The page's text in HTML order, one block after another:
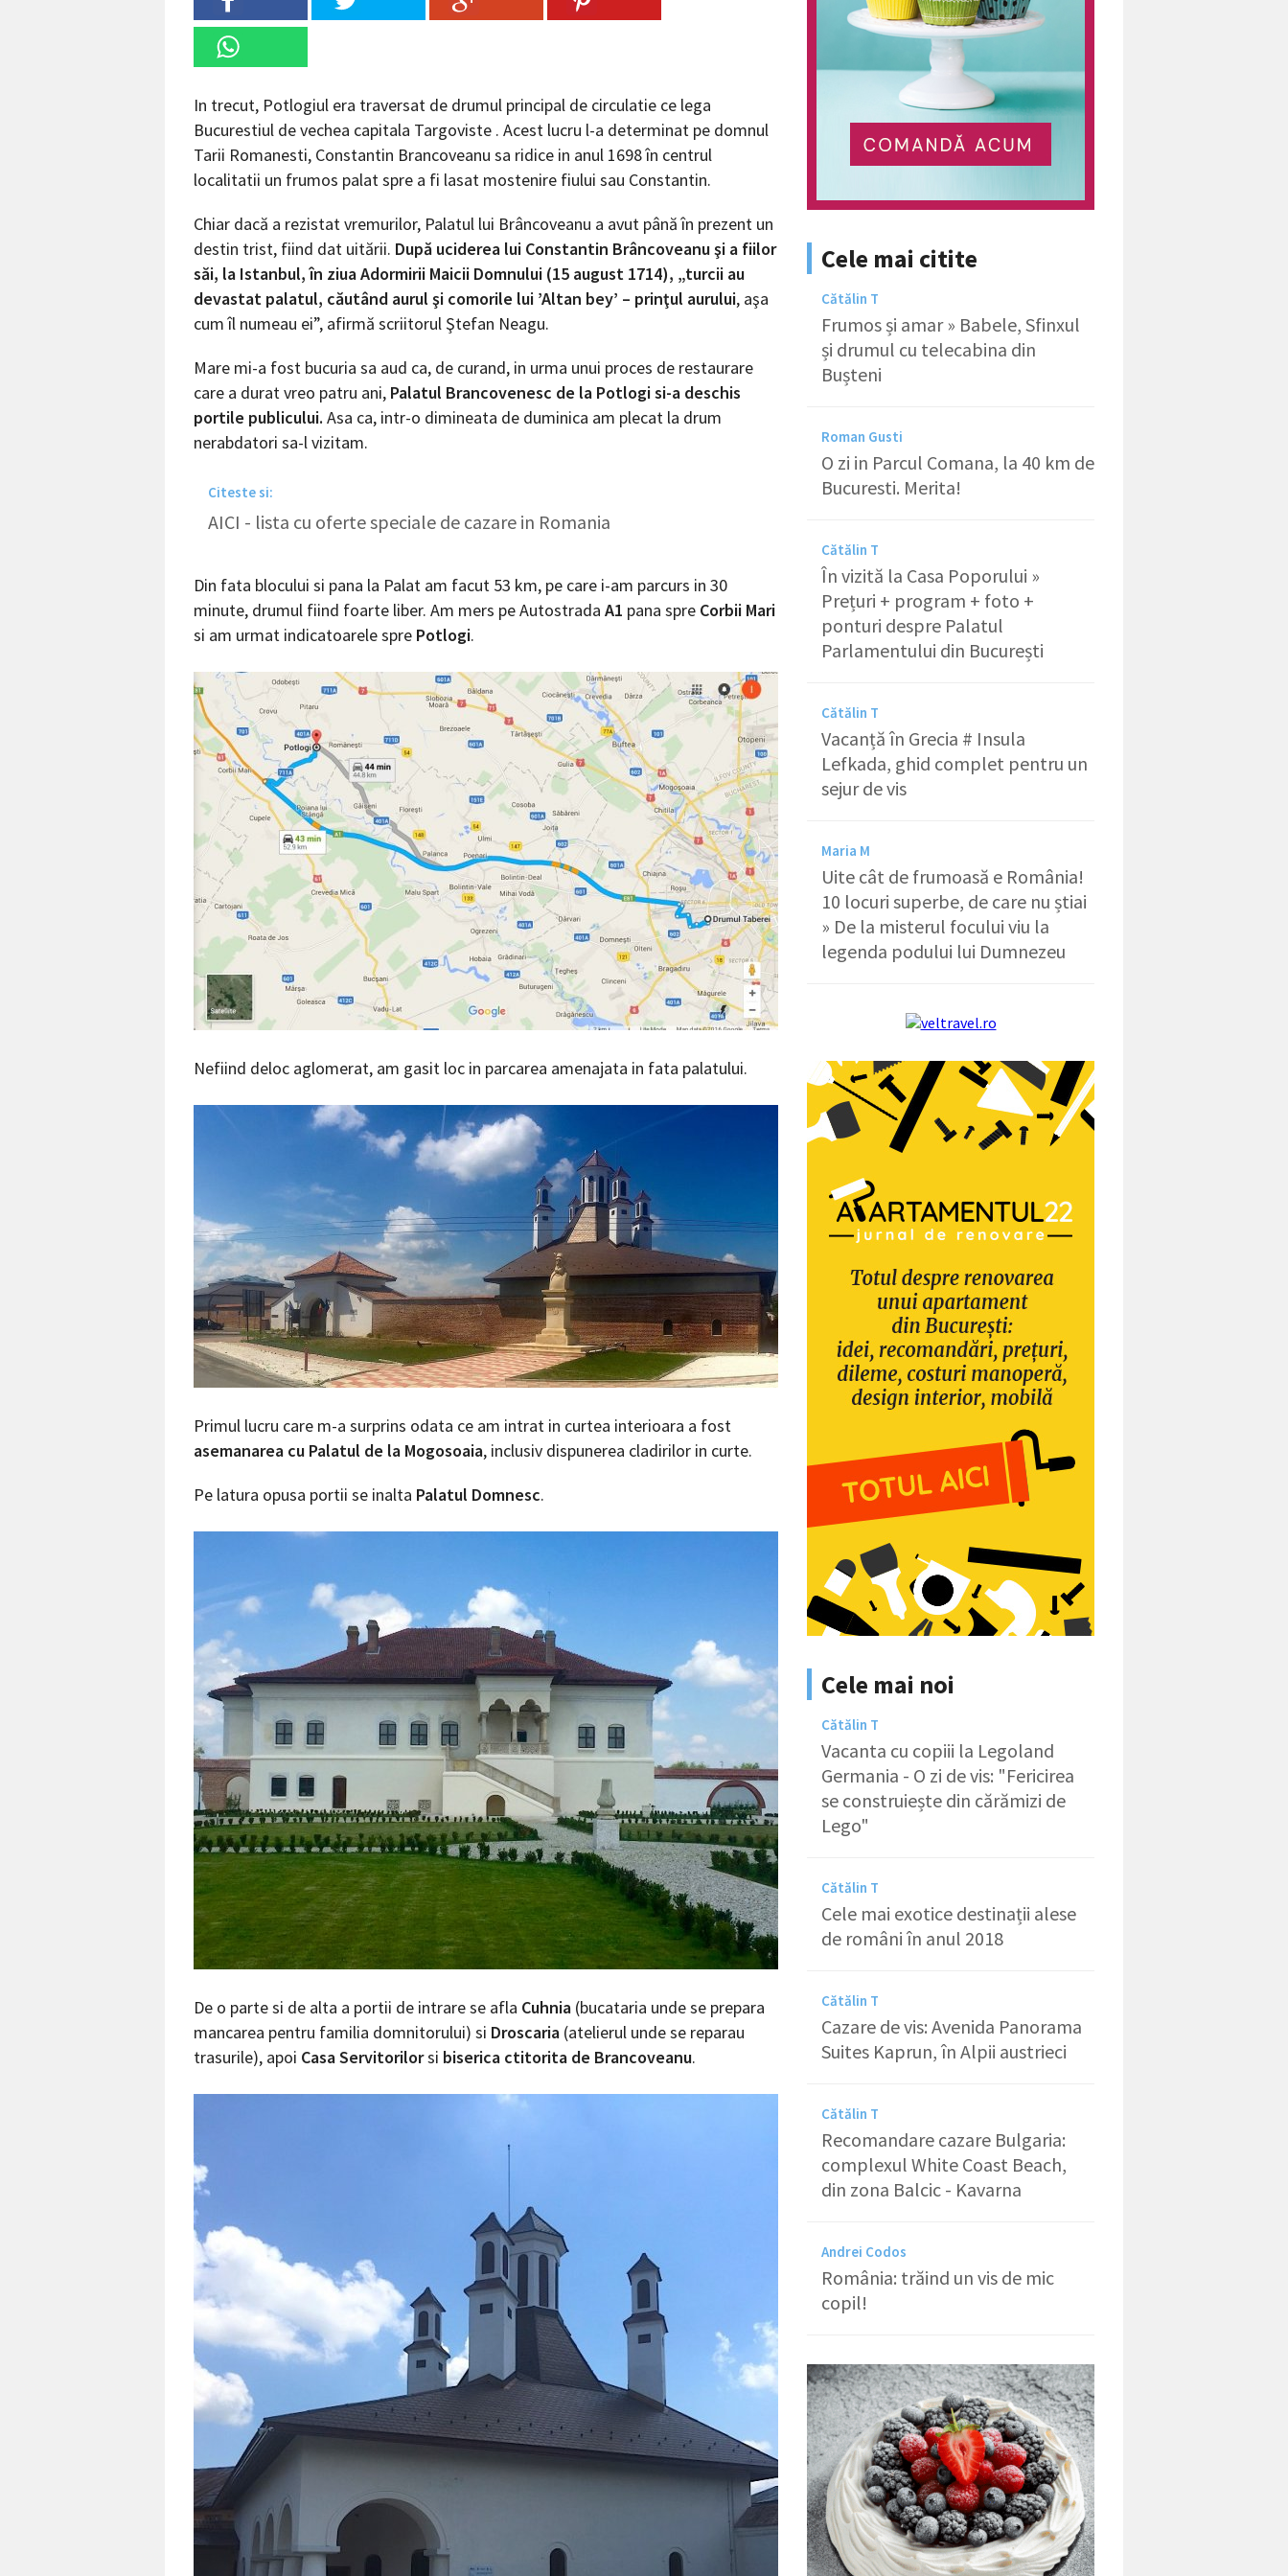
In trecut, Potlogiul era traversat de drumul principal de circulatie ce lega
Bucurestiul de vechea capitala Targoviste . Acest lucru l-a determinat pe domnul
Tarii Romanesti, Constantin Brancoveanu sa ridice in anul 1698 în centrul
localitatii un frumos palat spre a fi lasat mostenire fiului sau Constantin.
Chiar dacă a rezistat vremurilor, Palatul lui Brâncoveanu a avut până în prezent un
destin trist, fiind dat uitării. După uciderea lui Constantin Brâncoveanu şi a fiilor
săi, la Istanbul, în ziua Adormirii Maicii Domnului (15 august 1714), „turcii au
devastat palatul, căutând aurul şi comorile lui ’Altan bey’ – prinţul aurului, aşa
cum îl numeau ei”, afirmă scriitorul Ştefan Neagu.
Mare mi-a fost bucuria sa aud ca, de curand, in urma unui proces de restaurare
care a durat vreo patru ani, Palatul Brancovenesc de la Potlogi si-a deschis
portile publicului. Asa ca, intr-o dimineata de duminica am plecat la drum
nerabdatori sa-l vizitam.
Citeste si:
AICI - lista cu oferte speciale de cazare in Romania
Din fata blocului si pana la Palat am facut 53 km, pe care i-am parcurs in 30
minute, drumul fiind foarte liber. Am mers pe Autostrada A1 pana spre Corbii Mari
si am urmat indicatoarele spre Potlogi.
Nefiind deloc aglomerat, am gasit loc in parcarea amenajata in fata palatului.
Primul lucru care m-a surprins odata ce am intrat in curtea interioara a fost
asemanarea cu Palatul de la Mogosoaia, inclusiv dispunerea cladirilor in curte.
Pe latura opusa portii se inalta Palatul Domnesc.
De o parte si de alta a portii de intrare se afla Cuhnia (bucataria unde se prepara
mancarea pentru familia domnitorului) si Droscaria (atelierul unde se reparau
trasurile), apoi Casa Servitorilorsi biserica ctitorita de Brancoveanu.
Cele mai citite
Cătălin T
Frumos și amar » Babele, Sfinxul
și drumul cu telecabina din
Bușteni
Roman Gusti
O zi in Parcul Comana, la 40 km de
Bucuresti. Merita!
Cătălin T
În vizită la Casa Poporului »
Prețuri + program + foto +
ponturi despre Palatul
Parlamentului din București
Cătălin T
Vacanță în Grecia # Insula
Lefkada, ghid complet pentru un
sejur de vis
Maria M
Uite cât de frumoasă e România!
10 locuri superbe, de care nu știai
» De la misterul focului viu la
legenda podului lui Dumnezeu
Cele mai noi
Cătălin T
Vacanta cu copiii la Legoland
Germania - O zi de vis: "Fericirea
se construiește din cărămizi de
Lego"
Cătălin T
Cele mai exotice destinații alese
de români în anul 2018
Cătălin T
Cazare de vis: Avenida Panorama
Suites Kaprun, în Alpii austrieci
Cătălin T
Recomandare cazare Bulgaria:
complexul White Coast Beach,
din zona Balcic - Kavarna
Andrei Codos
România: trăind un vis de mic
copil!